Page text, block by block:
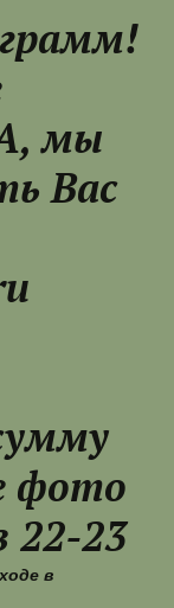
мы
Вас
фото
22-23
в